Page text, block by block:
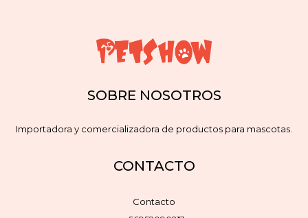
SOBRE NOSOTROS
Importadora y comercializadora de productos para mascotas.
CONTACTO
Contacto